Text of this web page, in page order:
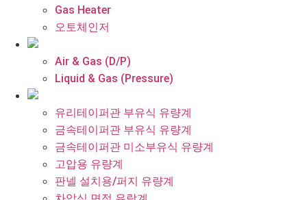
Gas Heater
오토체인저
Air & Gas (D/P)
Liquid & Gas (Pressure)
유리테이퍼관 부유식 유량계
금속테이퍼관 부유식 유량계
금속테이퍼관 미소부유식 유량계
고압용 유량계
판넬 설치용/퍼지 유량계